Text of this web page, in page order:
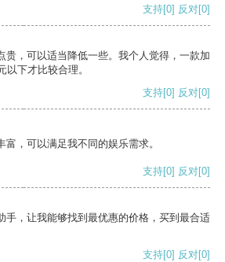
支持[0] 反对[0]
贵，可以适当降低一些。我个人觉得，一款加
以下才比较合理。
支持[0] 反对[0]
，可以满足我不同的娱乐需求。
支持[0] 反对[0]
手，让我能够找到最优惠的价格，买到最合适
支持[0] 反对[0]